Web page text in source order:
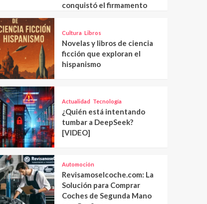
conquistó el firmamento
Cultura Libros
Novelas y libros de ciencia
ficción que exploran el
hispanismo
Actualidad Tecnología
¿Quién está intentando
tumbar a DeepSeek?
[VIDEO]
Automoción
Revisamoselcoche.com: La
Solución para Comprar
Coches de Segunda Mano